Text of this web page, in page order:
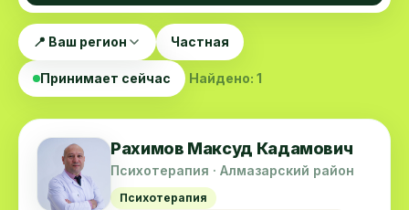
📍 Ваш регион Частная
Принимает сейчас Найдено: 1
Рахимов Максуд Кадамович
Психотерапия · Алмазарский район
Психотерапия